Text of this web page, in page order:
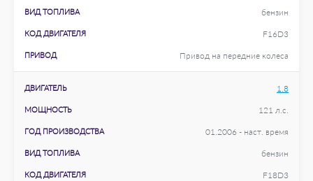
ВИД ТОПЛИВА бензин
КОД ДВИГАТЕЛЯ F16D3
ПРИВОД Привод на передние колеса
ДВИГАТЕЛЬ 1.8
МОЩНОСТЬ 121 л.с.
ГОД ПРОИЗВОДСТВА 01.2006 - наст. время
ВИД ТОПЛИВА бензин
КОД ДВИГАТЕЛЯ F18D3